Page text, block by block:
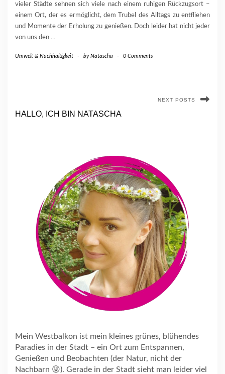
vieler Städte sehnen sich viele nach einem ruhigen Rückzugsort –
einem Ort, der es ermöglicht, dem Trubel des Alltags zu entfliehen
und Momente der Erholung zu genießen. Doch leider hat nicht jeder
von uns den …
Umwelt & Nachhaltigkeit - byNatascha - 0 Comments
NEXT POSTS
HALLO, ICH BIN NATASCHA
Mein Westbalkon ist mein kleines grünes, blühendes
Paradies in der Stadt – ein Ort zum Entspannen,
Genießen und Beobachten (der Natur, nicht der
Nachbarn 😜). Gerade in der Stadt sieht man leider viel